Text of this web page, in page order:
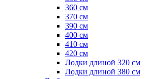
360 см
370 см
390 см
400 см
410 см
420 см
Лодки длиной 320 см
Лодки длиной 380 см